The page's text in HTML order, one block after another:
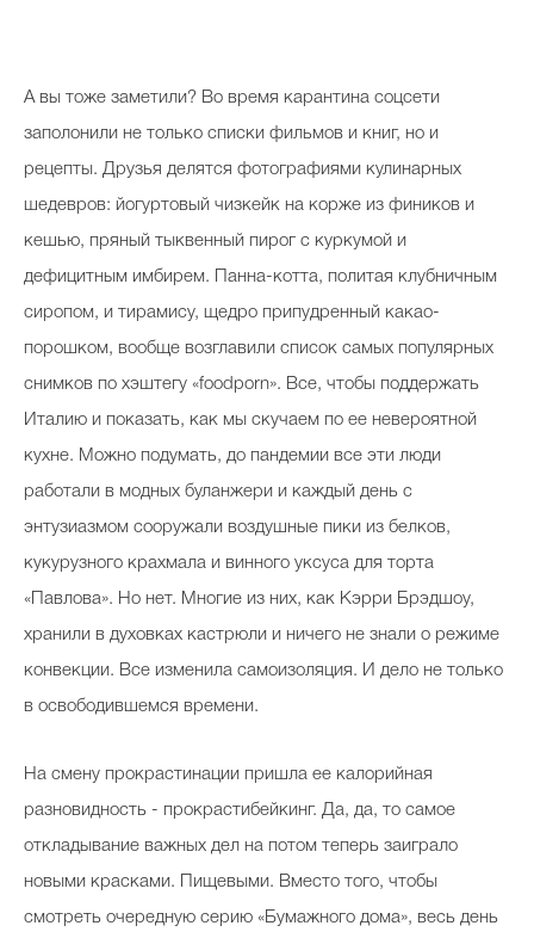
Выбор визажистов
Выбор косметолога
Полиция красоты
Фотоальбом
Интервью со звездой
Beauty- битвы
Викторины
А вы тоже заметили? Во время карантина соцсети
заполонили не только списки фильмов и книг, но и
рецепты. Друзья делятся фотографиями кулинарных
шедевров: йогуртовый чизкейк на корже из фиников и
кешью, пряный тыквенный пирог с куркумой и
дефицитным имбирем. Панна-котта, политая клубничным
сиропом, и тирамису, щедро припудренный какао-
порошком, вообще возглавили список самых популярных
снимков по хэштегу «foodporn». Все, чтобы поддержать
Италию и показать, как мы скучаем по ее невероятной
кухне. Можно подумать, до пандемии все эти люди
работали в модных буланжери и каждый день с
энтузиазмом сооружали воздушные пики из белков,
кукурузного крахмала и винного уксуса для торта
«Павлова». Но нет. Многие из них, как Кэрри Брэдшоу,
хранили в духовках кастрюли и ничего не знали о режиме
конвекции. Все изменила самоизоляция. И дело не только
в освободившемся времени.
На смену прокрастинации пришла ее калорийная
разновидность - прокрастибейкинг. Да, да, то самое
откладывание важных дел на потом теперь заиграло
новыми красками. Пищевыми. Вместо того, чтобы
смотреть очередную серию «Бумажного дома», весь день